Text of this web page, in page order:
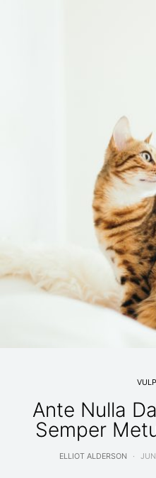
Ante Nulla
Semper
ELLIOT ALDERSON